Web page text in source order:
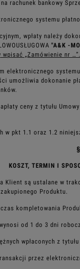
rachunek bankowy
systemu
wpłaty należy
"A&K -
„Zamówienie nr …”.
elektronicznego
umożliwia dokonanie
ceny z tytułu
w pkt 1.1 oraz 1.2
KOSZT, TERMIN I
Klient są ustalane w
Produktu.
kompletowania
od 1 do 3 dni
wpłaconych z
przez